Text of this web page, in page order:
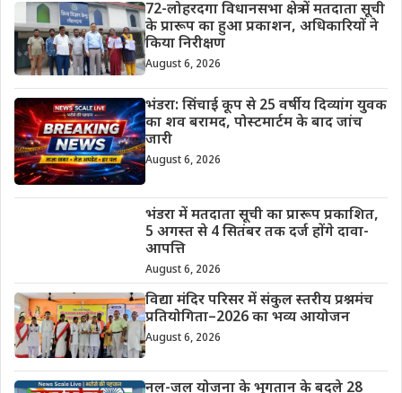
72-लोहरदगा विधानसभा क्षेत्र में मतदाता सूची
के प्रारूप का हुआ प्रकाशन, अधिकारियों ने
किया निरीक्षण
August 6, 2026
भंडरा: सिंचाई कूप से 25 वर्षीय दिव्यांग युवक
का शव बरामद, पोस्टमार्टम के बाद जांच
जारी
August 6, 2026
भंडरा में मतदाता सूची का प्रारूप प्रकाशित,
5 अगस्त से 4 सितंबर तक दर्ज होंगे दावा-
आपत्ति
August 6, 2026
विद्या मंदिर परिसर में संकुल स्तरीय प्रश्नमंच
प्रतियोगिता–2026 का भव्य आयोजन
August 6, 2026
नल-जल योजना के भुगतान के बदले 28